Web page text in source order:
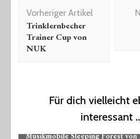
Beitragsnavigation
Vorheriger Artikel
Trinklernbecher
Trainer Cup von
NUK
Für dich vielleicht
interessant
Kinderausstattung Spielzeug
Musikmobile Sleeping Forest von